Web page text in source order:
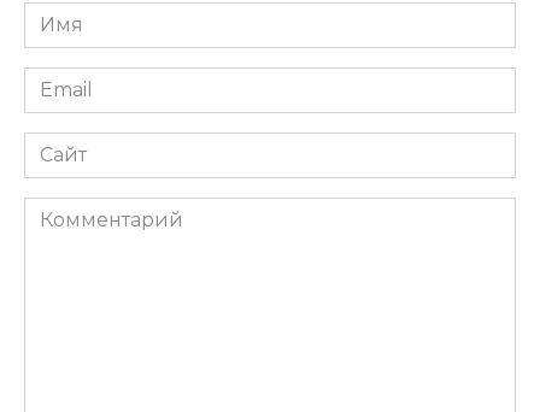
Имя
*
Email
*
Сайт
Комментарий